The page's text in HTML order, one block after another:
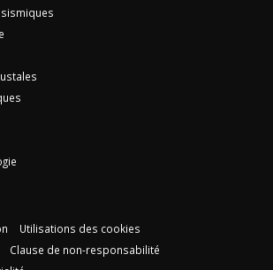
Utilisations des cookies
Clause de non-responsabilité